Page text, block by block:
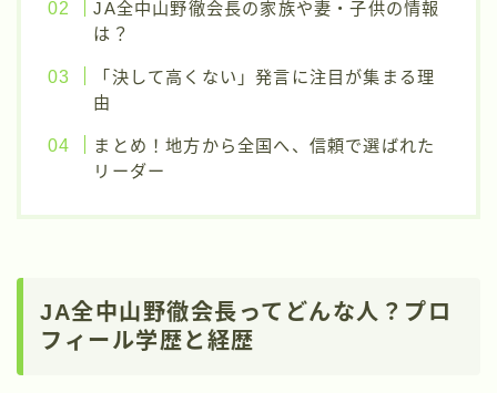
JA全中山野徹会長の家族や妻・子供の情報
は？
「決して高くない」発言に注目が集まる理
由
まとめ！地方から全国へ、信頼で選ばれた
リーダー
JA全中山野徹会長ってどんな人？プロ
フィール学歴と経歴